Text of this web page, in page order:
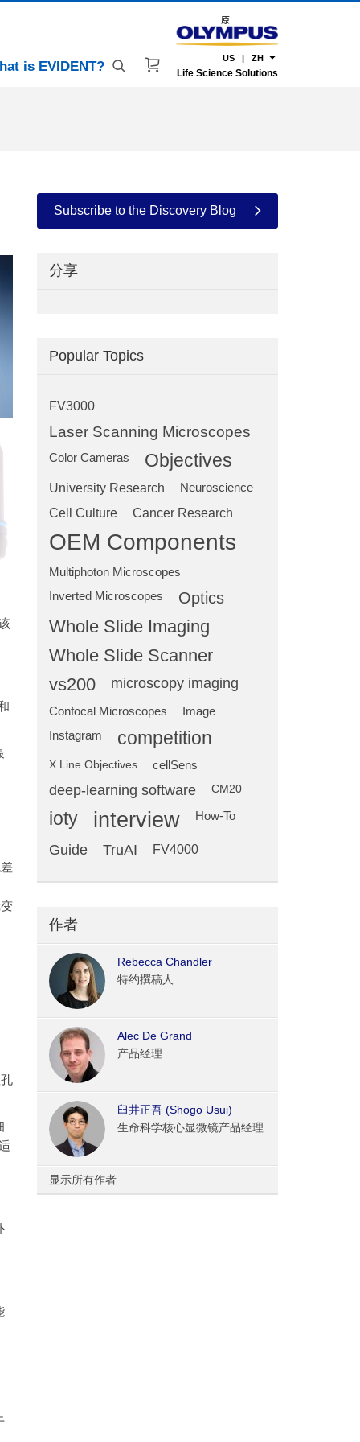
原
is EVIDENT?
US | ZH
Life Science Solutions
Subscribe to the Discovery Blog
分享
Popular Topics
FV3000
Laser Scanning Microscopes
Color Cameras Objectives
University Research Neuroscience
Cell Culture Cancer Research
OEM Components
Multiphoton Microscopes
Inverted Microscopes
Optics
Whole Slide Imaging
Whole Slide Scanner
vs200
microscopy imaging
Confocal Microscopes
Image
Instagram
competition
X Line Objectives cellSens
deep-learning software CM20
ioty interview How-To
Guide TruAI FV4000
作者
Rebecca Chandler
特约撰稿人
Alec De Grand
产品经理
臼井正吾 (Shogo Usui)
生命科学核心显微镜产品经理
显示所有作者